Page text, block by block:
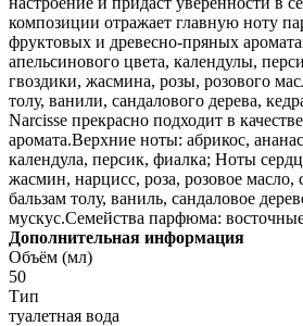
композиции отражает главную ноту
фруктовых и древесно-пряных
апельсинового цвета, календулы,
гвоздики, жасмина, розы, розового
толу, ванили, сандалового дерева,
Narcisse прекрасно подходит в
аромата.Верхние ноты: абрикос,
календула, персик, фиалка; Ноты
жасмин, нарцисс, роза, розовое
бальзам толу, ваниль, сандаловое
мускус.Семейства парфюма:
Дополнительная информация
Объём (мл)
50
Тип
туалетная вода